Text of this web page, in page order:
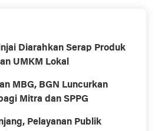
Diarahkan Serap Produk
UMKM Lokal
MBG, BGN Luncurkan
Mitra dan SPPG
Pelayanan Publik